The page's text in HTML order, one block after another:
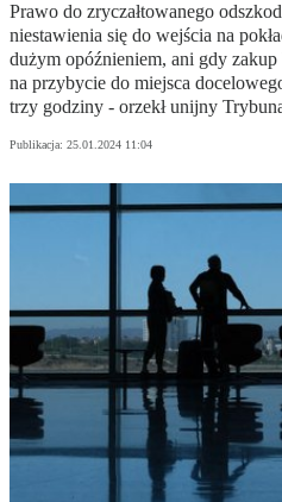
Prawo do zryczałtowanego
niestawienia się do wejścia na
dużym opóźnieniem, ani gdy
na przybycie do miejsca
trzy godziny - orzekł unijny
Publikacja: 25.01.2024 11:04